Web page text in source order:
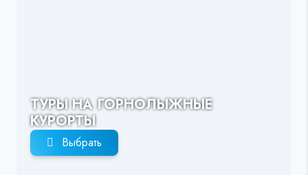
ТУРЫ НА ГОРНОЛЫЖНЫЕ
КУРОРТЫ
Выбрать